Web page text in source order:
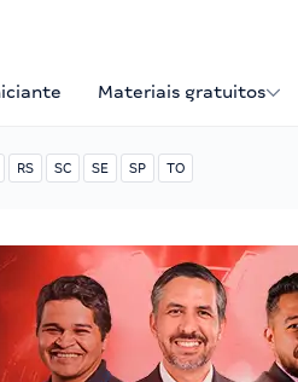
Materiais gratuitos
RS SC SE SP TO